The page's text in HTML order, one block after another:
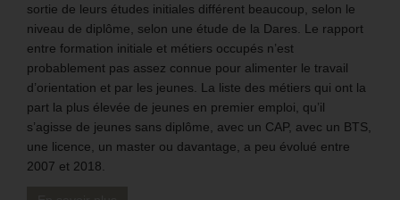
sortie de leurs études initiales différent beaucoup, selon le
niveau de diplôme, selon une étude de la Dares. Le rapport
entre formation initiale et métiers occupés n’est
probablement pas assez connue pour alimenter le travail
d’orientation et par les jeunes. La liste des métiers qui ont la
part la plus élevée de jeunes en premier emploi, qu’il
s’agisse de jeunes sans diplôme, avec un CAP, avec un BTS,
une licence, un master ou davantage, a peu évolué entre
2007 et 2018.